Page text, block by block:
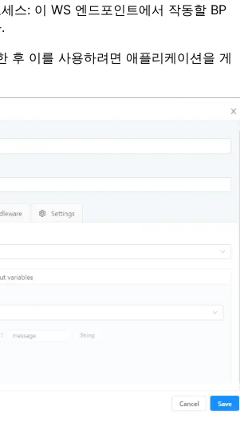
스: 이 WS 엔드포인트에서 작동할 BP
후 이를 사용하려면 애플리케이션을 게